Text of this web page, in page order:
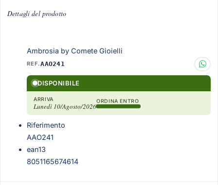
Dettagli del prodotto
Ambrosia by Comete Gioielli
REF.AAO241
DISPONIBILE
ARRIVA
Lunedì 10/Agosto/2026
ORDINA ENTRO
Riferimento
AAO241
ean13
8051165674614